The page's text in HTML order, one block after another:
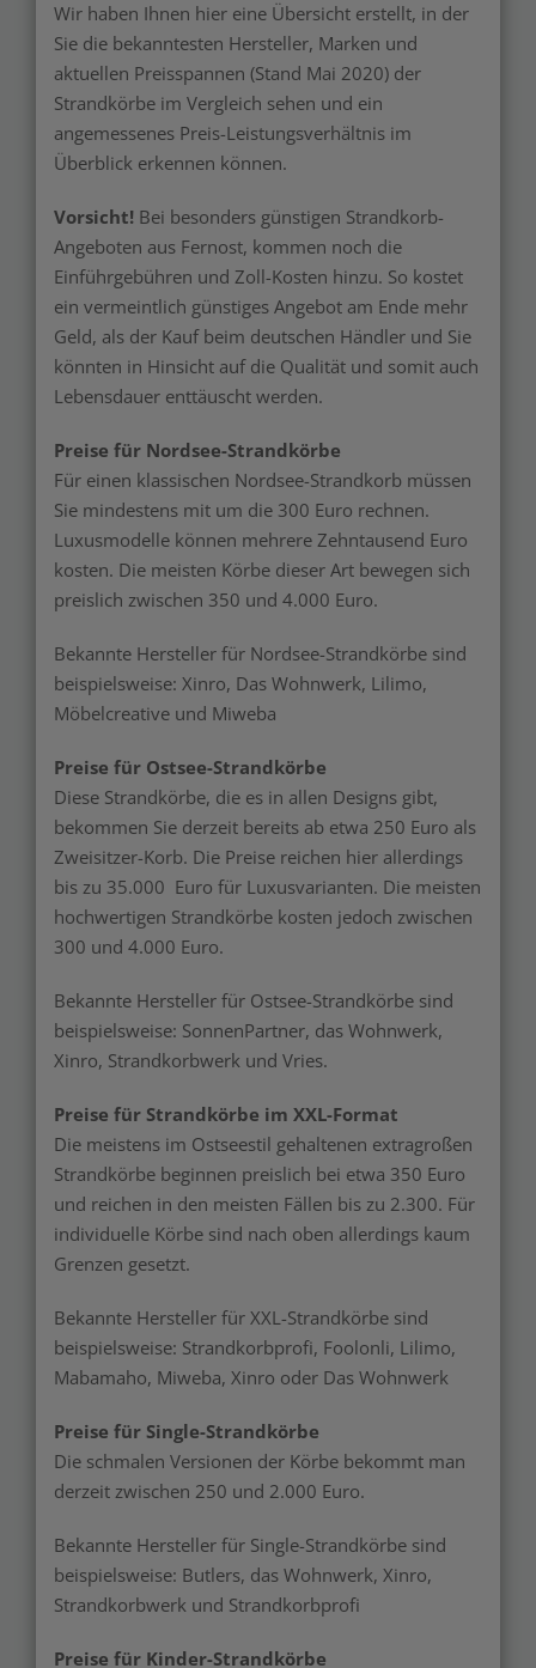
Wir haben Ihnen hier eine Übersicht erstellt, in der
Sie die bekanntesten Hersteller, Marken und
aktuellen Preisspannen (Stand Mai 2020) der
Strandkörbe im Vergleich sehen und ein
angemessenes Preis-Leistungsverhältnis im
Überblick erkennen können.
Vorsicht! Bei besonders günstigen Strandkorb-
Angeboten aus Fernost, kommen noch die
Einführgebühren und Zoll-Kosten hinzu. So kostet
ein vermeintlich günstiges Angebot am Ende mehr
Geld, als der Kauf beim deutschen Händler und Sie
könnten in Hinsicht auf die Qualität und somit auch
Lebensdauer enttäuscht werden.
Preise für Nordsee-Strandkörbe
Für einen klassischen Nordsee-Strandkorb müssen
Sie mindestens mit um die 300 Euro rechnen.
Luxusmodelle können mehrere Zehntausend Euro
kosten. Die meisten Körbe dieser Art bewegen sich
preislich zwischen 350 und 4.000 Euro.
Bekannte Hersteller für Nordsee-Strandkörbe sind
beispielsweise: Xinro, Das Wohnwerk, Lilimo,
Möbelcreative und Miweba
Preise für Ostsee-Strandkörbe
Diese Strandkörbe, die es in allen Designs gibt,
bekommen Sie derzeit bereits ab etwa 250 Euro als
Zweisitzer-Korb. Die Preise reichen hier allerdings
bis zu 35.000 Euro für Luxusvarianten. Die meisten
hochwertigen Strandkörbe kosten jedoch zwischen
300 und 4.000 Euro.
Bekannte Hersteller für Ostsee-Strandkörbe sind
beispielsweise: SonnenPartner, das Wohnwerk,
Xinro, Strandkorbwerk und Vries.
Preise für Strandkörbe im XXL-Format
Die meistens im Ostseestil gehaltenen extragroßen
Strandkörbe beginnen preislich bei etwa 350 Euro
und reichen in den meisten Fällen bis zu 2.300. Für
individuelle Körbe sind nach oben allerdings kaum
Grenzen gesetzt.
Bekannte Hersteller für XXL-Strandkörbe sind
beispielsweise: Strandkorbprofi, Foolonli, Lilimo,
Mabamaho, Miweba, Xinro oder Das Wohnwerk
Preise für Single-Strandkörbe
Die schmalen Versionen der Körbe bekommt man
derzeit zwischen 250 und 2.000 Euro.
Bekannte Hersteller für Single-Strandkörbe sind
beispielsweise: Butlers, das Wohnwerk, Xinro,
Strandkorbwerk und Strandkorbprofi
Preise für Kinder-Strandkörbe